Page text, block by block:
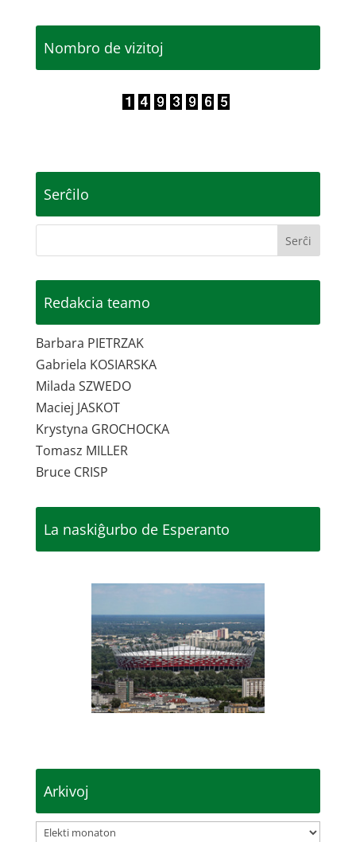
Nombro de vizitoj
Serĉilo
Redakcia teamo
Barbara PIETRZAK
Gabriela KOSIARSKA
Milada SZWEDO
Maciej JASKOT
Krystyna GROCHOCKA
Tomasz MILLER
Bruce CRISP
La naskiĝurbo de Esperanto
Arkivoj
Arkivoj